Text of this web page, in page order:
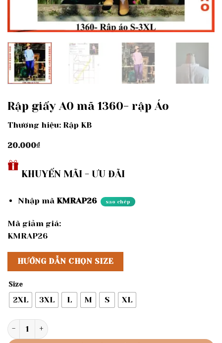
Rập giấy A0 mã 1360- rập Áo
Thương hiệu: Rập KB
20.000₫
KHUYẾN MÃI - ƯU ĐÃI
Nhập mã KMRAP26 sao chép
Mã giảm giá:
KMRAP26
HƯỚNG DẪN CHỌN SIZE
Size
2XL 3XL L M S XL
Rập giấy A0 mã 1360- rập Áo số lượng